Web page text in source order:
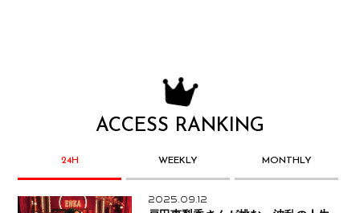
ACCESS RANKING
24H WEEKLY MONTHLY
2025.09.12